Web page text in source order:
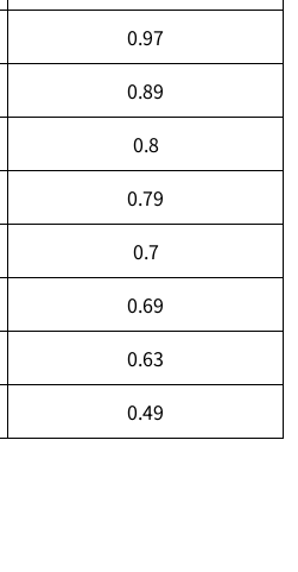
0.97
0.89
0.8
0.79
0.7
0.69
0.63
0.49